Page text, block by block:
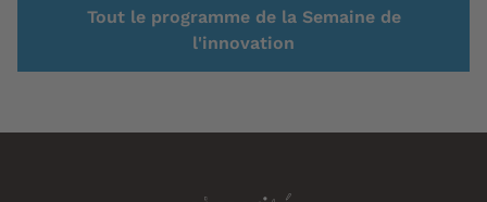
Tout le programme de la Semaine de
l'innovation